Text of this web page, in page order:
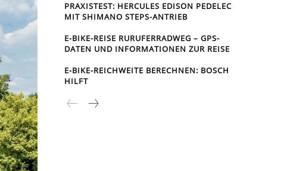
PRAXISTEST: HERCULES EDISON PEDELEC
MIT SHIMANO STEPS-ANTRIEB
E-BIKE-REISE RUR­UFER­RAD­WEG – GPS-
DATEN UND INFORMATIONEN ZUR REISE
E-BIKE-REICHWEITE BERECHNEN: BOSCH
HILFT